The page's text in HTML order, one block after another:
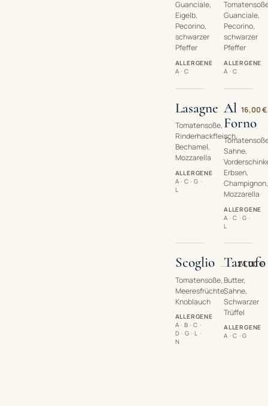
Guanciale,
Eigelb,
Pecorino,
schwarzer
Pfeffer
ALLERGENE
A · C
Guanciale,
Pecorino,
schwarzer
Pfeffer
ALLERGENE
A · C
Lasagne
16,00 €
Tomatensoße,
Rinderhackfleisch,
Bechamel,
Mozzarella
ALLERGENE
A · C · G ·
L
Al
Forno
Sahne,
Erbsen,
Champignon,
Mozzarella
ALLERGENE
A · C · G ·
L
Scoglio
24,00 €
Tomatensoße,
Meeresfrüchte,
Knoblauch
ALLERGENE
A · B · C ·
D · G · L ·
N
Tartufo
Butter,
Sahne,
Schwarzer
Trüffel
ALLERGENE
A · C · G